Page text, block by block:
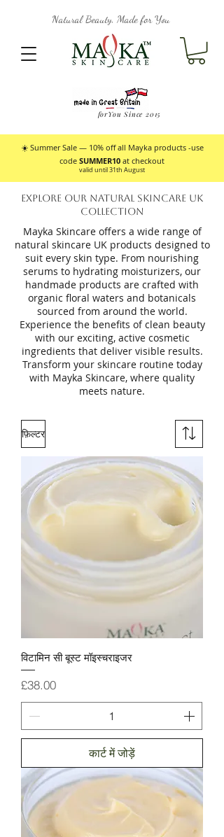
forYou Since 2015
Natural Beauty, Made for You
☀️ Summer Sale — 10% off all Mayka products -use
code SUMMER10 at checkout
valid until 31th August
Explore Our Natural Skincare UK
Collection
Mayka Skincare offers a wide range of
natural skincare UK products designed to
suit every skin type. From nourishing
serums to hydrating moisturizers, our
handmade products are crafted with
organic floral waters and botanicals
sourced from around the world.
Experience the benefits of clean beauty
with our exciting, active cosmetic
ingredients that deliver visible results.
Transform your skincare routine today
with Mayka Skincare, where quality
meets nature.
फ़िल्टर
विटामिन सी बूस्ट मॉइस्चराइजर
मूल्य
£38.00
कार्ट में जोड़ें